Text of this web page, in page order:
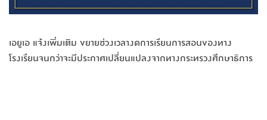
เอยูเอ แจ้งเพิ่มเติม ขยายช่วงเวลางดการเรียนการสอนของทาง
โรงเรียนจนกว่าจะมีประกาศเปลี่ยนแปลงจากทางกระทรวงศึกษาธิการ